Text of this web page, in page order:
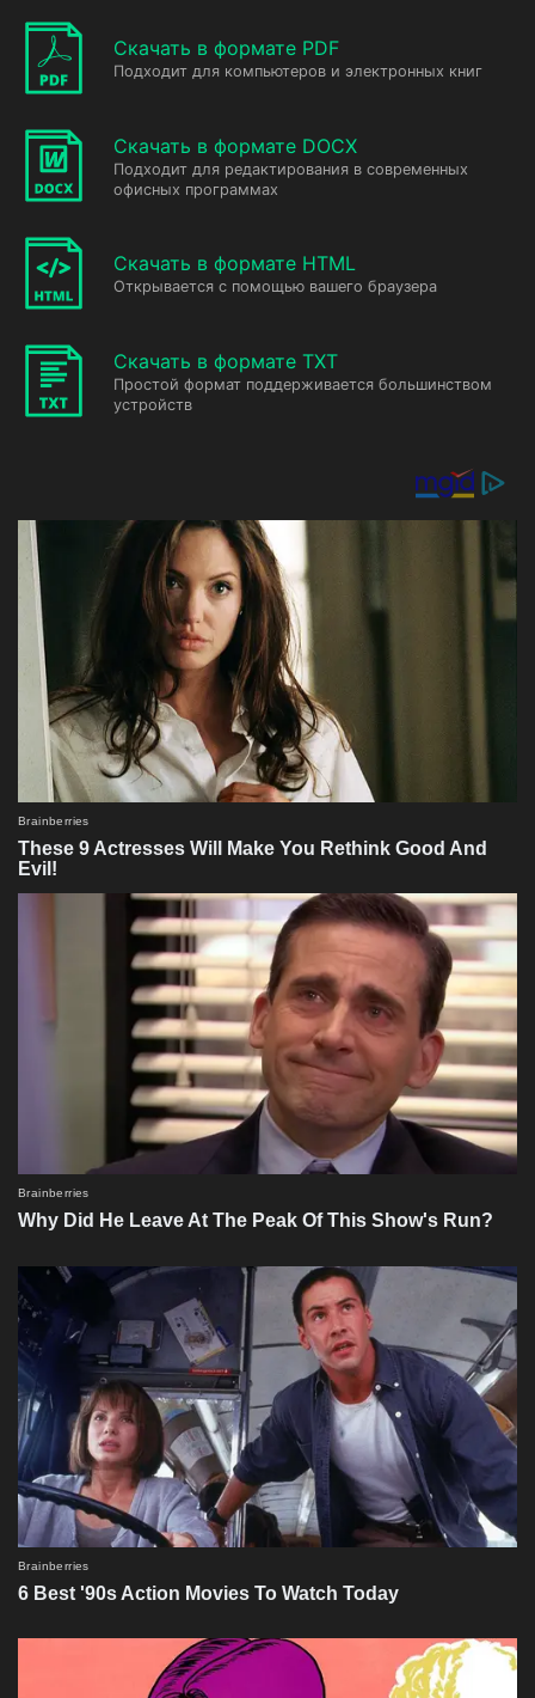
Скачать в формате PDF
Подходит для компьютеров и электронных книг
Скачать в формате DOCX
Подходит для редактирования в современных
офисных программах
Скачать в формате HTML
Открывается с помощью вашего браузера
Скачать в формате TXT
Простой формат поддерживается большинством
устройств